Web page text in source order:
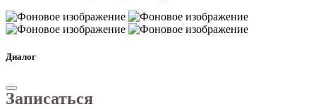
Диалог
Записаться